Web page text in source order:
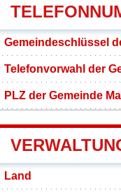
Gemeindeschlüssel
Telefonvorwahl der
PLZ der Gemeinde
Land